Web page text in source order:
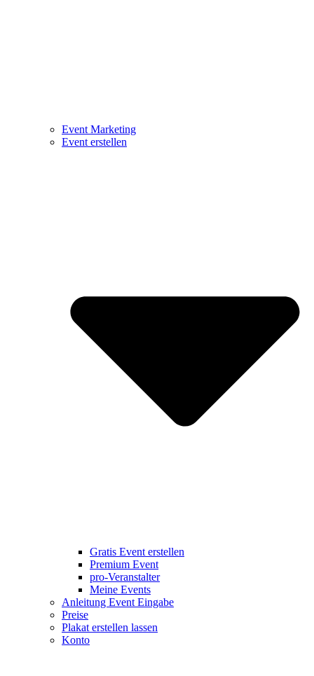
Event Marketing
Event erstellen
Gratis Event erstellen
Premium Event
pro-Veranstalter
Meine Events
Anleitung Event Eingabe
Preise
Plakat erstellen lassen
Konto